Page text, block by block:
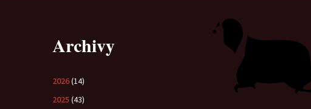
Archivy
2026(14)
2025 (43)